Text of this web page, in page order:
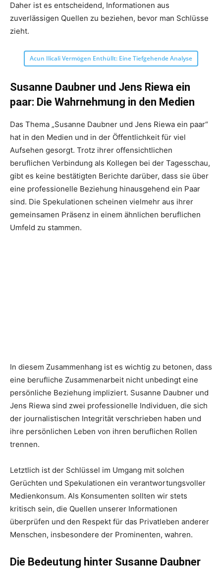
Daher ist es entscheidend, Informationen aus
zuverlässigen Quellen zu beziehen, bevor man Schlüsse
zieht.
Acun Ilicali Vermögen Enthüllt: Eine Tiefgehende Analyse
Susanne Daubner und Jens Riewa ein
paar: Die Wahrnehmung in den Medien
Das Thema „Susanne Daubner und Jens Riewa ein paar“
hat in den Medien und in der Öffentlichkeit für viel
Aufsehen gesorgt. Trotz ihrer offensichtlichen
beruflichen Verbindung als Kollegen bei der Tagesschau,
gibt es keine bestätigten Berichte darüber, dass sie über
eine professionelle Beziehung hinausgehend ein Paar
sind. Die Spekulationen scheinen vielmehr aus ihrer
gemeinsamen Präsenz in einem ähnlichen beruflichen
Umfeld zu stammen.
In diesem Zusammenhang ist es wichtig zu betonen, dass
eine berufliche Zusammenarbeit nicht unbedingt eine
persönliche Beziehung impliziert. Susanne Daubner und
Jens Riewa sind zwei professionelle Individuen, die sich
der journalistischen Integrität verschrieben haben und
ihre persönlichen Leben von ihren beruflichen Rollen
trennen.
Letztlich ist der Schlüssel im Umgang mit solchen
Gerüchten und Spekulationen ein verantwortungsvoller
Medienkonsum. Als Konsumenten sollten wir stets
kritisch sein, die Quellen unserer Informationen
überprüfen und den Respekt für das Privatleben anderer
Menschen, insbesondere der Prominenten, wahren.
Die Bedeutung hinter Susanne Daubner